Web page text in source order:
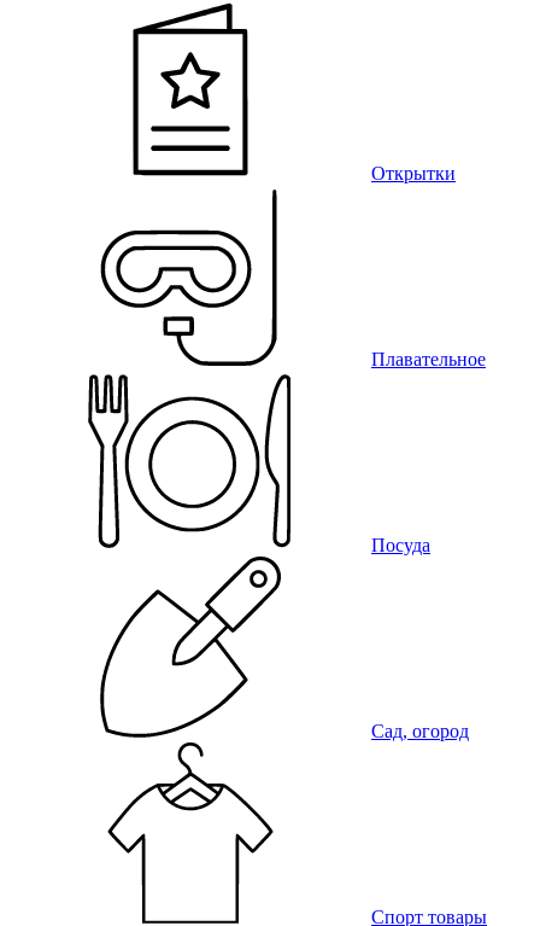
Открытки
Плавательное
Посуда
Сад, огород
Спорт товары